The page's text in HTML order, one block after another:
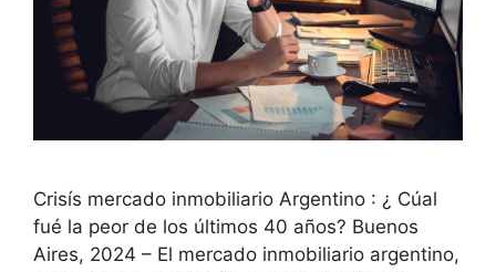
Crisís mercado inmobiliario Argentino : ¿ Cúal
fué la peor de los últimos 40 años? Buenos
Aires, 2024 – El mercado inmobiliario argentino,